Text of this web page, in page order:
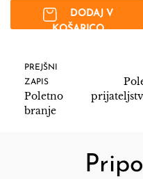
DODAJ V
KOŠARICO
PREJŠNI
ZAPIS
Poletno
branje